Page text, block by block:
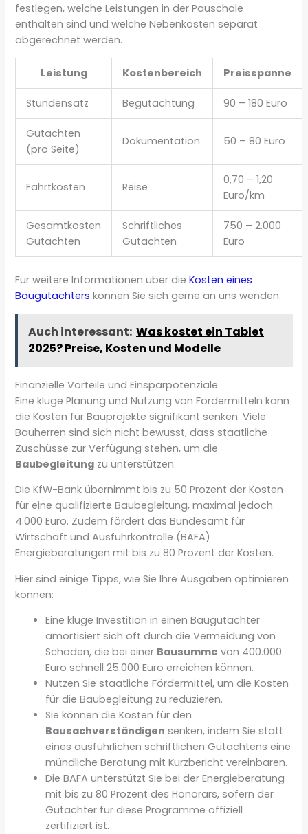
festlegen, welche Leistungen in der Pauschale
enthalten sind und welche Nebenkosten separat
abgerechnet werden.
Leistung Kostenbereich Preisspanne
Stundensatz Begutachtung 90 – 180 Euro
Gutachten
(pro Seite)
Dokumentation 50 – 80 Euro
Fahrtkosten Reise
0,70 – 1,20
Euro/km
Gesamtkosten
Gutachten
Schriftliches
Gutachten
750 – 2.000
Euro
Für weitere Informationen über dieKosten eines
Baugutachters können Sie sich gerne an uns wenden.
Auch interessant: Was kostet ein Tablet
2025? Preise, Kosten und Modelle
Finanzielle Vorteile und Einsparpotenziale
Eine kluge Planung und Nutzung von Fördermitteln kann
die Kosten für Bauprojekte signifikant senken. Viele
Bauherren sind sich nicht bewusst, dass staatliche
Zuschüsse zur Verfügung stehen, um die
Baubegleitung zu unterstützen.
Die KfW-Bank übernimmt bis zu 50 Prozent der Kosten
für eine qualifizierte Baubegleitung, maximal jedoch
4.000 Euro. Zudem fördert das Bundesamt für
Wirtschaft und Ausfuhrkontrolle (BAFA)
Energieberatungen mit bis zu 80 Prozent der Kosten.
Hier sind einige Tipps, wie Sie Ihre Ausgaben optimieren
können:
Eine kluge Investition in einen Baugutachter
amortisiert sich oft durch die Vermeidung von
Schäden, die bei einer Bausumme von 400.000
Euro schnell 25.000 Euro erreichen können.
Nutzen Sie staatliche Fördermittel, um die Kosten
für die Baubegleitung zu reduzieren.
Sie können die Kosten für den
Bausachverständigen senken, indem Sie statt
eines ausführlichen schriftlichen Gutachtens eine
mündliche Beratung mit Kurzbericht vereinbaren.
Die BAFA unterstützt Sie bei der Energieberatung
mit bis zu 80 Prozent des Honorars, sofern der
Gutachter für diese Programme offiziell
zertifiziert ist.